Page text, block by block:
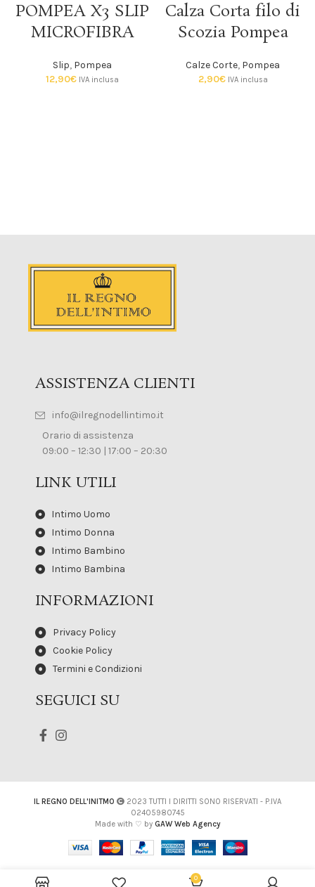
POMPEA X3 SLIP
MICROFIBRA
Slip, Pompea
12,90€ IVA inclusa
Calza Corta filo di
Scozia Pompea
Calze Corte, Pompea
2,90€ IVA inclusa
ASSISTENZA CLIENTI
info@ilregnodellintimo.it
Orario di assistenza
09:00 – 12:30 | 17:00 – 20:30
LINK UTILI
Intimo Uomo
Intimo Donna
Intimo Bambino
Intimo Bambina
INFORMAZIONI
Privacy Policy
Cookie Policy
Termini e Condizioni
SEGUICI SU
IL REGNO DELL'INITMO
2023 TUTTI I DIRITTI SONO RISERVATI - P.IVA
02405980745
Made with ♡ by GAW Web Agency
0